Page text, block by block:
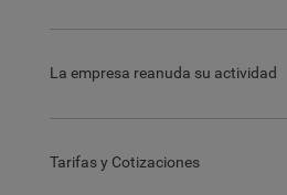
La empresa reanuda su actividad
Tarifas y Cotizaciones